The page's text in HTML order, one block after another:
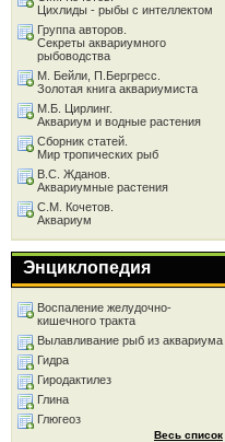
Цихлиды - рыбы с интеллектом
Группа авторов.
Секреты аквариумного
рыбоводства
М. Бейли, П.Бергресс.
Золотая книга аквариумиста
М.Б. Цирлинг.
Аквариум и водные растения
Сборник статей.
Мир тропических рыб
В.С. Жданов.
Аквариумные растения
С.М. Кочетов.
Аквариум
Энциклопедия
Воспаление желудочно-
кишечного тракта
Вылавливание рыб из аквариума
Гидра
Гиродактилез
Глина
Глюгеоз
Весь список